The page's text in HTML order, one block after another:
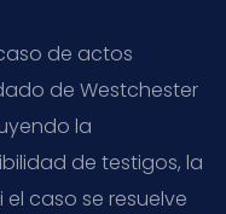
de actos
de Westchester
la
de testigos, la
caso se resuelve